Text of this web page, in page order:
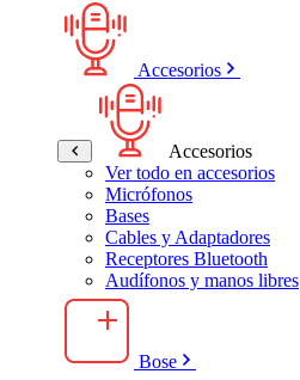
Accesorios
Accesorios
Ver todo en accesorios
Micrófonos
Bases
Cables y Adaptadores
Receptores Bluetooth
Audífonos y manos libres
Bose